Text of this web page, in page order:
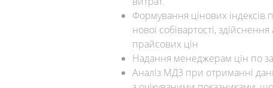
Формування цінових індексів
нової собівартості,
прайсових цін
Надання менеджерам цін по
Аналіз МД3 при отриманні